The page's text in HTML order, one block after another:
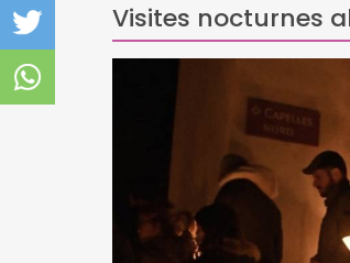
Visites nocturnes